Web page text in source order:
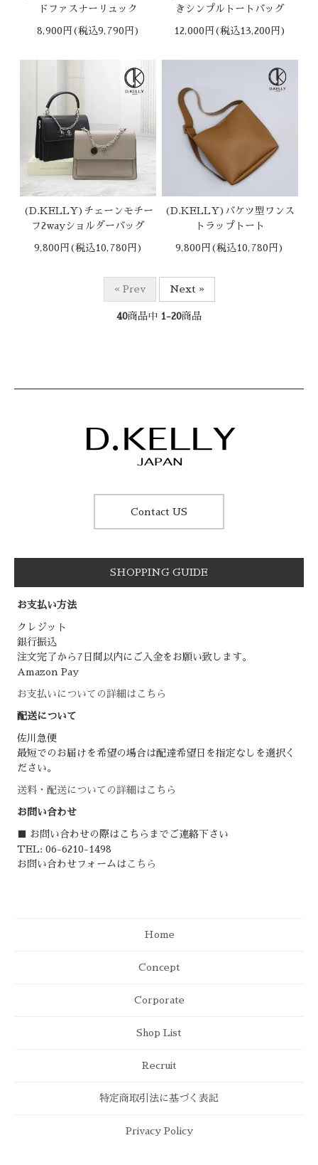
ドファスナーリュック
8,900円(税込9,790円)
きシンプルトートバッグ
12,000円(税込13,200円)
(D.KELLY)チェーンモチー
フ2wayショルダーバッグ
9,800円(税込10,780円)
(D.KELLY)バケツ型ワンス
トラップトート
9,800円(税込10,780円)
« Prev Next »
40商品中 1-20商品
Contact US
SHOPPING GUIDE
お支払い方法
クレジット
銀行振込
注文完了から7日間以内にご入金をお願い致します。
Amazon Pay
お支払いについての詳細はこちら
配送について
佐川急便
最短でのお届けを希望の場合は配達希望日を指定なしを選択く
ださい。
送料・配送についての詳細はこちら
お問い合わせ
■ お問い合わせの際はこちらまでご連絡下さい
TEL: 06-6210-1498
お問い合わせフォームは こちら
Home
Concept
Corporate
Shop List
Recruit
特定商取引法に基づく表記
Privacy Policy